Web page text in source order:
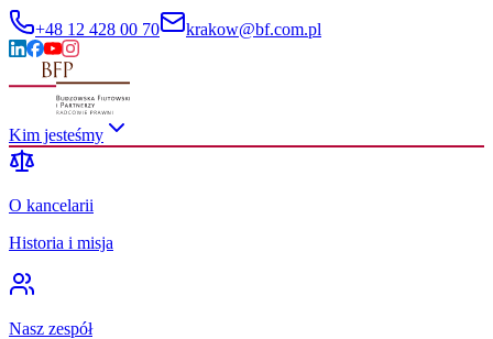
+48 12 428 00 70 krakow@bf.com.pl
Kim jesteśmy
O kancelarii
Historia i misja
Nasz zespół